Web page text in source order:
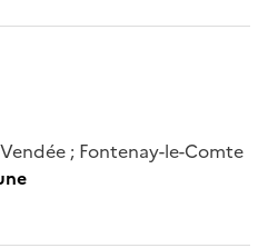
; Fontenay-le-Comte